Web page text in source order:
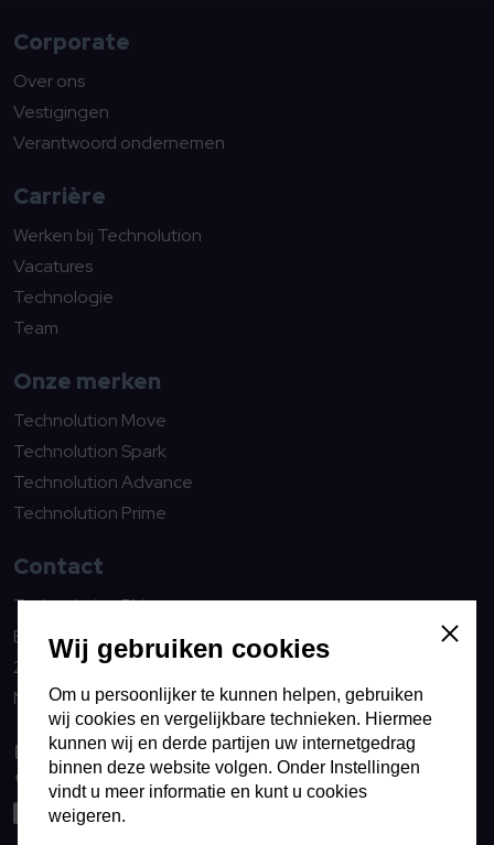
Corporate
Over ons
Vestigingen
Verantwoord ondernemen
Carrière
Werken bij Technolution
Vacatures
Technologie
Team
Onze merken
Technolution Move
Technolution Spark
Technolution Advance
Technolution Prime
Contact
Technolution B.V.
Burgemeester Jamessingel 1
2803 WV Gouda
Nederland
info@technolution.com
0182594000
LinkedIn
Wij gebruiken cookies
Om u persoonlijker te kunnen helpen, gebruiken
wij cookies en vergelijkbare technieken. Hiermee
kunnen wij en derde partijen uw internetgedrag
binnen deze website volgen. Onder Instellingen
vindt u meer informatie en kunt u cookies
weigeren.
Sluiten